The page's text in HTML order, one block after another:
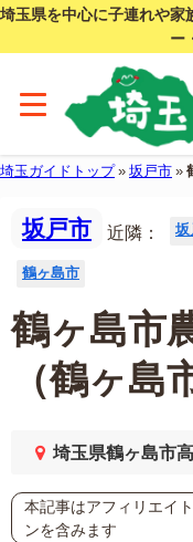
埼玉県を中心に子連れや家
ー
埼玉ガイドトップ» 坂戸市 »
坂戸市 近隣： 坂
鶴ヶ島市
鶴ヶ島市
（鶴ヶ島
埼玉県鶴ヶ島市
本記事はアフィリエイ
ンを含みます